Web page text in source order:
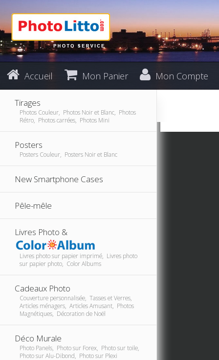
Accueil Mon Panier Mon Compte
Tirages
Photos Couleur, Photos Noir et Blanc, Photos
Rétro, Photos carrées, Photos Mini
Posters
Posters Couleur, Posters Noir et Blanc
New Smartphone Cases
Pêle-mêle
Livres Photo &
Livres photo sur papier imprimé, Livres photo
sur papier photo, Color Albums
Cadeaux Photo
Couverture personnalisée, Tasses et Verres,
Articles ménagers, Articles Amusant, Photos
Magnétiques, Décoration de Noël
Déco Murale
Photo Panels, Photo sur Forex, Photo sur toile,
Photo sur Alu-Dibond, Photo sur Plexi